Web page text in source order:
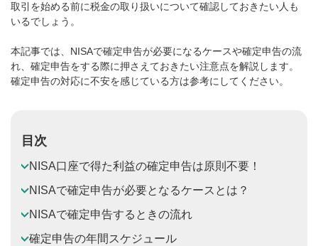
取引を始める前に税金の取り扱いについて確認しておきたい人も
いるでしょう。
本記事では、NISAで確定申告が必要になるケースや確定申告の流
れ、確定申告をする際に押さえておきたい注意点を解説します。
確定申告の対応に不安を感じている方は参考にしてください。
目次
NISA口座で得た利益の確定申告は原則不要！
NISAで確定申告が必要となるケースとは？
NISAで確定申告するときの流れ
確定申告の年間スケジュール